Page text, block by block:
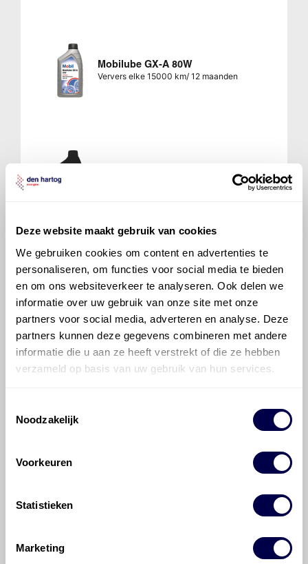
Deze website maakt gebruik van cookies
We gebruiken cookies om content en advertenties te
personaliseren, om functies voor social media te bieden
en om ons websiteverkeer te analyseren. Ook delen we
informatie over uw gebruik van onze site met onze
partners voor social media, adverteren en analyse. Deze
partners kunnen deze gegevens combineren met andere
informatie die u aan ze heeft verstrekt of die ze hebben
verzameld op basis van uw gebruik van hun services.
Noodzakelijk
Voorkeuren
Statistieken
Marketing
Mobilube GX-A 80W
Ververs elke 15000 km/ 12 maanden
Ververs elke 15000 km/ 12 maanden
Veelgestelde vragen over
de Chevrolet (Daewoo)
Tacuma / Rezzo
Welke motorolie adviseert Den Hartog
Chevrolet (Daewoo) Tacuma / Rezzo?
Hoe vaak moet de motorolie ververst